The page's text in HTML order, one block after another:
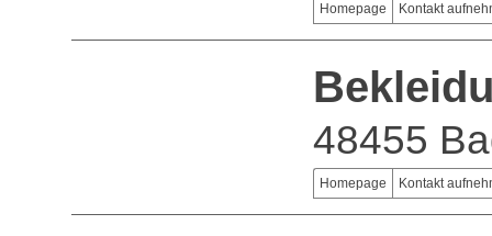
Homepage Kontakt
48455
Homepage Kontakt